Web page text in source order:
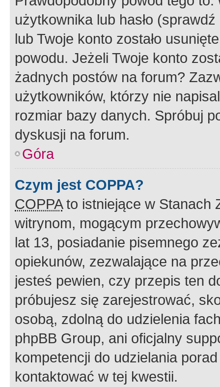
użytkownika lub hasło
lub Twoje konto zostało
powodu. Jeżeli Twoje konto
żadnych postów na forum?
użytkowników, którzy nie
rozmiar bazy danych. Spróbuj
dyskusji na forum.
Góra
Czym jest COPPA?
COPPAto istniejące w Stanach
witrynom, mogącym
lat 13, posiadanie pisemnego
opiekunów, zezwalające na
jesteś pewien, czy przepis ten
próbujesz się zarejestrować,
osobą, zdolną do udzielenia
phpBB Group, ani oficjalny
kompetencji do udzielania
kontaktować w tej kwestii.